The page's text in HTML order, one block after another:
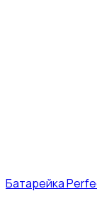
Батарейка